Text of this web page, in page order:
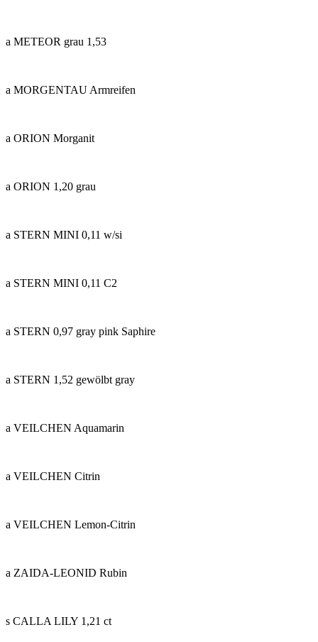
a METEOR grau 1,53
a MORGENTAU Armreifen
a ORION Morganit
a ORION 1,20 grau
a STERN MINI 0,11 w/si
a STERN MINI 0,11 C2
a STERN 0,97 gray pink Saphire
a STERN 1,52 gewölbt gray
a VEILCHEN Aquamarin
a VEILCHEN Citrin
a VEILCHEN Lemon-Citrin
a ZAIDA-LEONID Rubin
s CALLA LILY 1,21 ct